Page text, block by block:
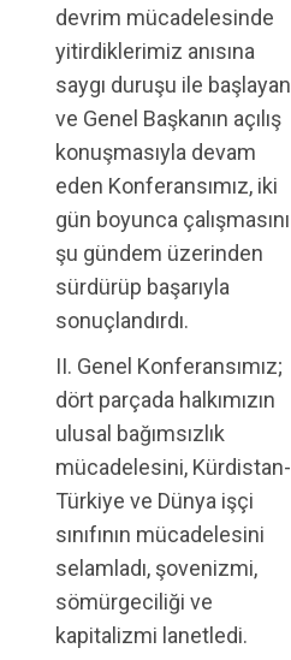
devrim mücadelesinde
yitirdiklerimiz anısına
saygı duruşu ile başlayan
ve Genel Başkanın açılış
konuşmasıyla devam
eden Konferansımız, iki
gün boyunca çalışmasını
şu gündem üzerinden
sürdürüp başarıyla
sonuçlandırdı.
II. Genel Konferansımız;
dört parçada halkımızın
ulusal bağımsızlık
mücadelesini, Kürdistan-
Türkiye ve Dünya işçi
sınıfının mücadelesini
selamladı, şovenizmi,
sömürgeciliği ve
kapitalizmi lanetledi.